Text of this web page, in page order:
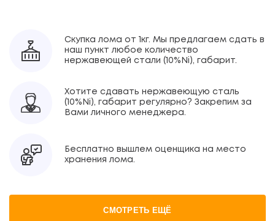
Скупка лома от 1кг. Мы предлагаем сдать в
наш пункт любое количество
нержавеющей стали (10%Ni), габарит.
Хотите сдавать нержавеющую сталь
(10%Ni), габарит регулярно? Закрепим за
Вами личного менеджера.
Бесплатно вышлем оценщика на место
хранения лома.
СМОТРЕТЬ ЕЩЁ